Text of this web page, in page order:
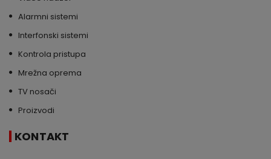
Alarmni sistemi
Interfonski sistemi
Kontrola pristupa
Mrežna oprema
TV nosači
Proizvodi
KONTAKT